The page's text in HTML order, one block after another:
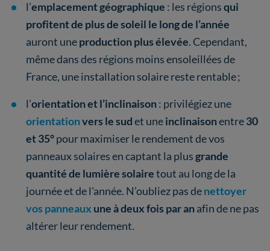
l’emplacement géographique : les régionsqui
profitent de plus de soleil le long de l’année
auront uneproduction plus élevée. Cependant,
même dans des régions moins ensoleillées de
France, une installation solaire reste rentable ;
l’orientation et l’inclinaison: privilégiez une
orientationvers le sudet uneinclinaisonentre30
et 35°pour maximiser le rendement de vos
panneaux solaires en captant la plusgrande
quantité de lumière solairetout au long de la
journée et de l'année. N’oubliez pas denettoyer
vos panneaux une à deux fois par anafin de ne pas
altérer leur rendement.